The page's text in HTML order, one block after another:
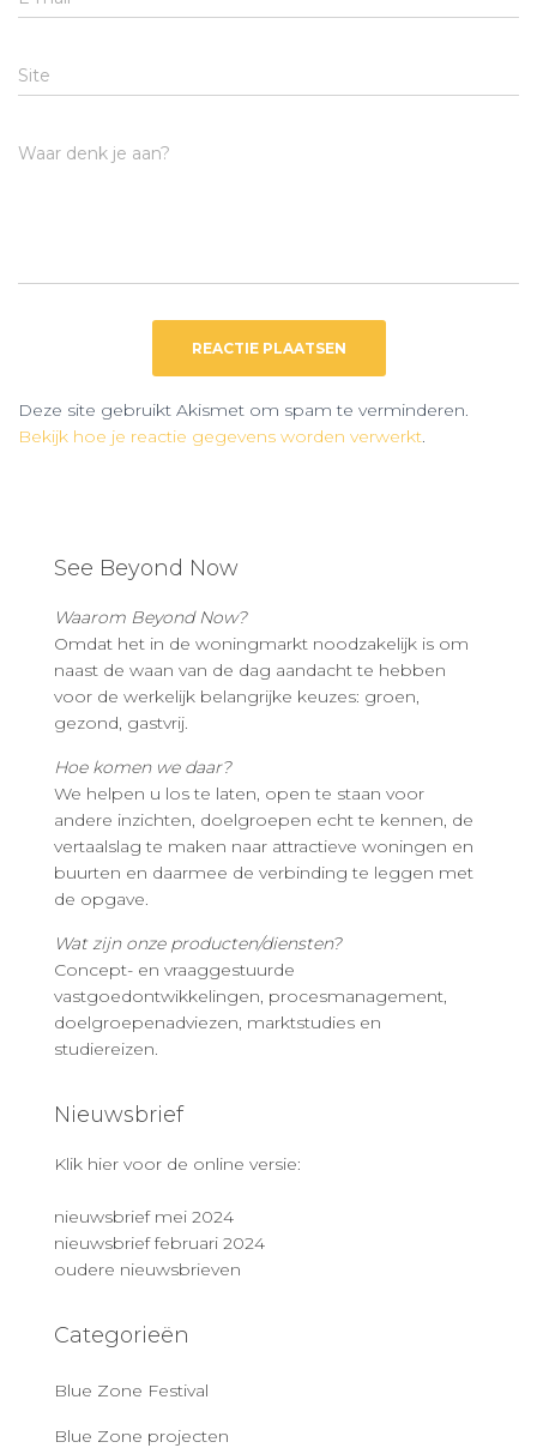
Site
Waar denk je aan?
Deze site gebruikt Akismet om spam te verminderen.
Bekijk hoe je reactie gegevens worden verwerkt.
See Beyond Now
Waarom Beyond Now?
Omdat het in de woningmarkt noodzakelijk is om
naast de waan van de dag aandacht te hebben
voor de werkelijk belangrijke keuzes: groen,
gezond, gastvrij.
Hoe komen we daar?
We helpen u los te laten, open te staan voor
andere inzichten, doelgroepen echt te kennen, de
vertaalslag te maken naar attractieve woningen en
buurten en daarmee de verbinding te leggen met
de opgave.
Wat zijn onze producten/diensten?
Concept- en vraaggestuurde
vastgoedontwikkelingen, procesmanagement,
doelgroepenadviezen, marktstudies en
studiereizen.
Nieuwsbrief
Klik hier voor de online versie:
nieuwsbrief mei 2024
nieuwsbrief februari 2024
oudere nieuwsbrieven
Categorieën
Blue Zone Festival
Blue Zone projecten